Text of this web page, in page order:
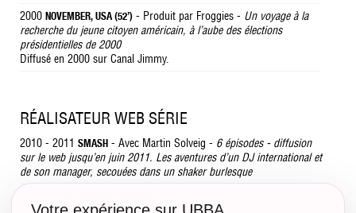
2000 NOVEMBER, USA (52’) - Produit par Froggies - Un voyage à la
recherche du jeune citoyen américain, à l’aube des élections
présidentielles de 2000
Diffusé en 2000 sur Canal Jimmy.
RÉALISATEUR WEB SÉRIE
2010 - 2011 SMASH - Avec Martin Solveig - 6 épisodes - diffusion
sur le web jusqu’en juin 2011. Les aventures d’un DJ international et
de son manager, secouées dans un shaker burlesque